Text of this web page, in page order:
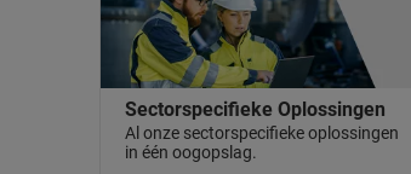
Sectorspecifieke Oplossingen
Al onze sectorspecifieke oplossingen
in één oogopslag.